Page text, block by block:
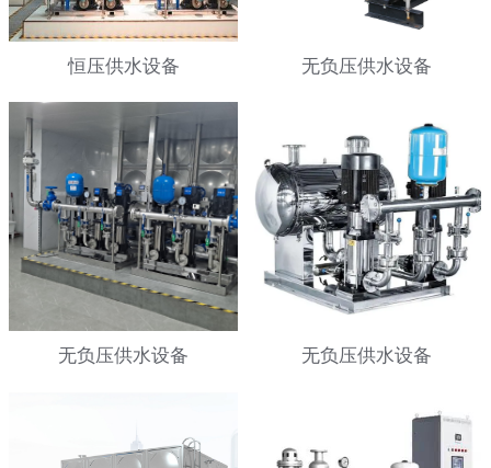
恒压供水设备 无负压供水设备
无负压供水设备 无负压供水设备